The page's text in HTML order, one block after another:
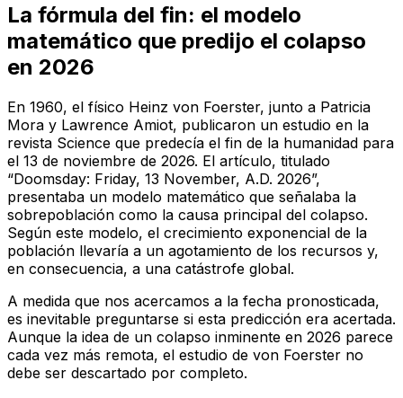
La fórmula del fin: el modelo
matemático que predijo el colapso
en 2026
En 1960, el físico Heinz von Foerster, junto a Patricia
Mora y Lawrence Amiot, publicaron un estudio en la
revista Science que predecía el fin de la humanidad para
el 13 de noviembre de 2026. El artículo, titulado
“Doomsday: Friday, 13 November, A.D. 2026”,
presentaba un modelo matemático que señalaba la
sobrepoblación como la causa principal del colapso.
Según este modelo, el crecimiento exponencial de la
población llevaría a un agotamiento de los recursos y,
en consecuencia, a una catástrofe global.
A medida que nos acercamos a la fecha pronosticada,
es inevitable preguntarse si esta predicción era acertada.
Aunque la idea de un colapso inminente en 2026 parece
cada vez más remota, el estudio de von Foerster no
debe ser descartado por completo.